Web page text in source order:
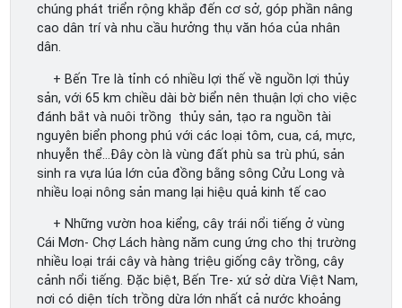
chúng phát triển rộng khắp đến cơ sở, góp phần nâng
cao dân trí và nhu cầu hưởng thụ văn hóa của nhân
dân.
+ Bến Tre là tỉnh có nhiều lợi thế về nguồn lợi thủy
sản, với 65 km chiều dài bờ biển nên thuận lợi cho việc
đánh bắt và nuôi trồng thủy sản, tạo ra nguồn tài
nguyên biển phong phú với các loại tôm, cua, cá, mực,
nhuyễn thể…Đây còn là vùng đất phù sa trù phú, sản
sinh ra vựa lúa lớn của đồng bằng sông Cửu Long và
nhiều loại nông sản mang lại hiệu quả kinh tế cao
+ Những vườn hoa kiểng, cây trái nổi tiếng ở vùng
Cái Mơn- Chợ Lách hàng năm cung ứng cho thị trường
nhiều loại trái cây và hàng triệu giống cây trồng, cây
cảnh nổi tiếng. Đặc biệt, Bến Tre- xứ sở dừa Việt Nam,
nơi có diện tích trồng dừa lớn nhất cả nước khoảng